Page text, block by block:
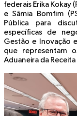
federais Erika Kokay
e Sâmia Bomfim
Pública para
específicas de
Gestão e Inovação
que representam
Aduaneira da